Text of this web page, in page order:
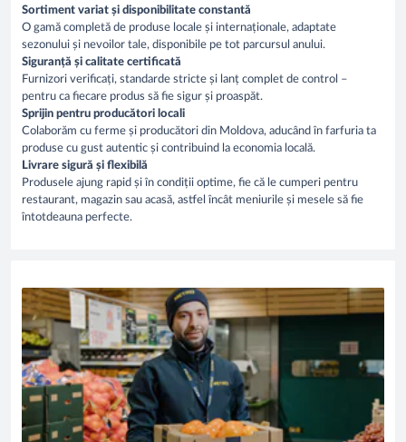
Sortiment variat și disponibilitate constantă
O gamă completă de produse locale și internaționale, adaptate
sezonului și nevoilor tale, disponibile pe tot parcursul anului.
Siguranță și calitate certificată
Furnizori verificați, standarde stricte și lanț complet de control –
pentru ca fiecare produs să fie sigur și proaspăt.
Sprijin pentru producători locali
Colaborăm cu ferme și producători din Moldova, aducând în farfuria ta
produse cu gust autentic și contribuind la economia locală.
Livrare sigură și flexibilă
Produsele ajung rapid și în condiții optime, fie că le cumperi pentru
restaurant, magazin sau acasă, astfel încât meniurile și mesele să fie
întotdeauna perfecte.